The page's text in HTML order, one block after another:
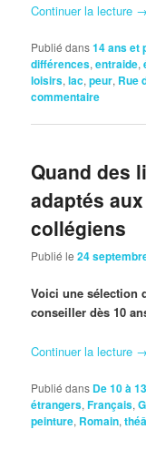
Continuer la lecture →
Publié dans14 ans et
différences,entraide,
loisirs,lac,peur, Rue
commentaire
Quand des
adaptés
collégiens
Publié le24
Voici une sélection
conseiller dès 10
Continuer la lecture →
Publié dans De 10 à
étrangers,Français,
peinture, Romain,